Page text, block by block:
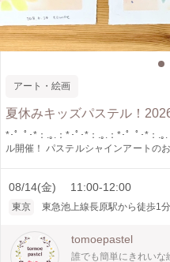
アート・絵画
夏休みキッズパステル！
*･゜ﾟ･*：.｡.：*･ﾟ･*：.｡.：*･゜ﾟ･*：.｡.：**･゜ﾟ･*
ル開催！ パステルシャインアートのお教室、tomoepastel "パステル"というカラ
う間に素敵な作品ができあがり♪ 15cm×15cmの作品を「1枚」作成いただきま
す。 普段は主に大人の方向けにお教室を開催していますが、 夏休み特別版でお
ください。 講師が全力でサポートい
める内容です◎ 開催場所は東急池上線長原駅から徒歩1分、安心のたたみスペー
スです。 保護者の方も、当日お席に余裕がありましたらご参加OKです。（＋
08/14(金) 11:00-12:00
東京 東急池上線長原駅から徒歩1分
tomoepastel
誰でも簡単にきれいな